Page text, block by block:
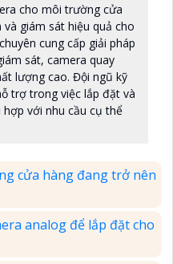
cho môi trường cửa
giám sát hiệu quả cho
cung cấp giải pháp
sát, camera quay
lượng cao. Đội ngũ kỹ
trợ trong việc lắp đặt và
với nhu cầu cụ thể
cửa hàng đang trở nên
analog để lắp đặt cho